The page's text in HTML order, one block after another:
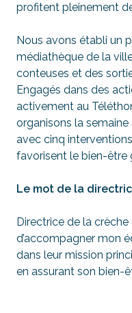
profitent pleinement
Nous avons établi un
médiathèque de la
conteuses et des
Engagés dans des
activement au
organisons la
avec cinq
favorisent le bien-
Le mot de la
Directrice de la crèche
d’accompagner mon
dans leur mission
en assurant son bien-